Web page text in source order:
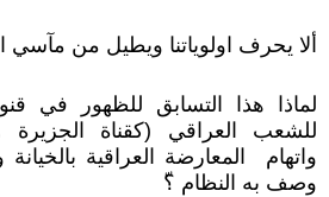
ألا يحرف اولوياتنا ويطيل من مآسي
لماذا هذا التسابق للظهور في
للشعب العراقي (كقناة الجزيرة
واتهام المعارضة العراقية
وصف به النظام ؟ّ